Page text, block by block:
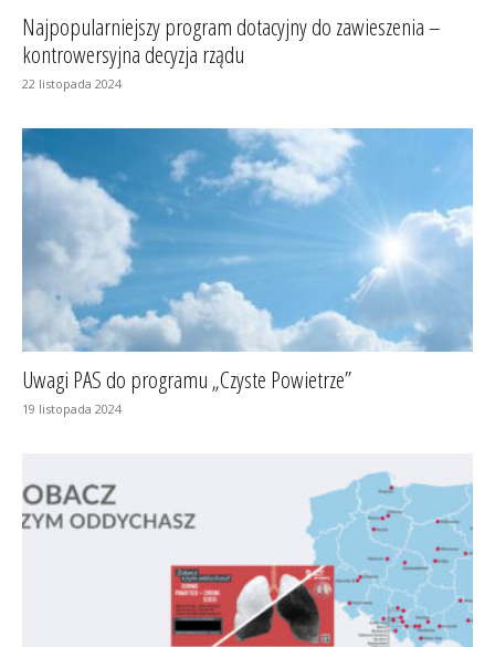
Najpopularniejszy program dotacyjny do zawieszenia –
kontrowersyjna decyzja rządu
22 listopada 2024
Uwagi PAS do programu „Czyste Powietrze”
19 listopada 2024